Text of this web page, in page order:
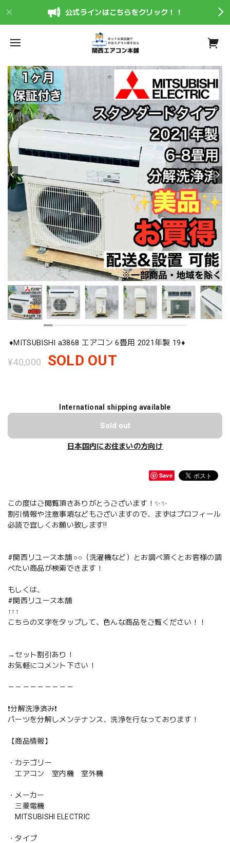
公式ラインはこちらをクリック！！
♦️MITSUBISHI a3868 エアコン 6畳用 2021年製 19♦️
¥40,000 SOLD OUT
International shipping available
Sold out
日本国内にお住まいの方向け
Save
この度はご閲覧頂きありがとうございます！✨✨
割引情報や注意事項などもございますので、まずはプロフィール
必読で宜しくお願い致します‼️
#関西リユース本舗 ○○（洗濯機など）とお調べ頂くとお客様の調
べたい商品が検索できます！
もしくは、
#関西リユース本舗
↑↑↑
こちらの文字をタップして、色んな商品をご覧ください！！
→セット割引あり！
お気軽にコメント下さい！
－－－－－－－－－
❗️分解洗浄済み❗️
パーツを分解しメンテナンス、洗浄を行なっております！
【商品情報】
・カテゴリー
エアコン 室内機 室外機
・メーカー
三菱電機
MITSUBISHI ELECTRIC
・タイプ